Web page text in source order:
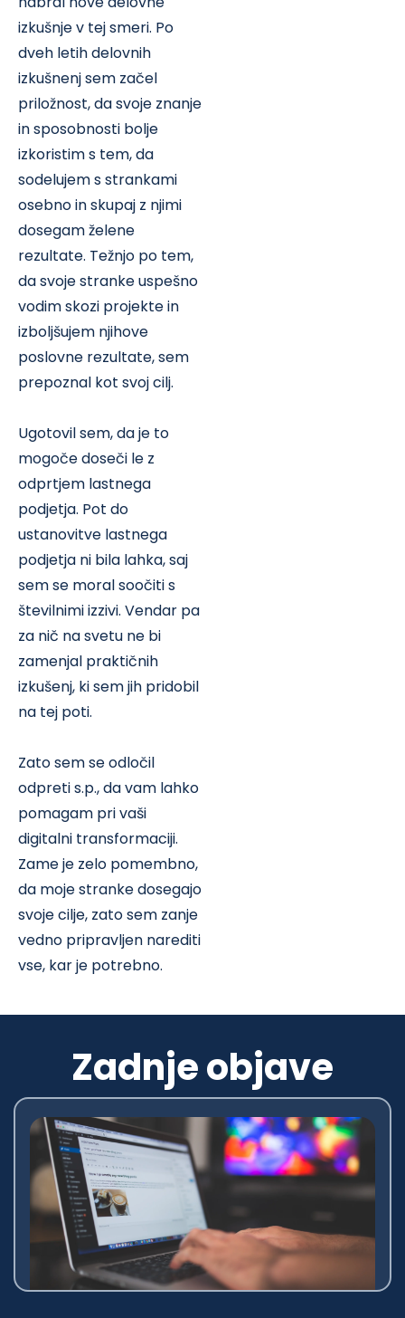
izkušnje v tej smeri. Po
dveh letih delovnih
izkušnenj sem začel
priložnost, da svoje znanje
in sposobnosti bolje
izkoristim s tem, da
sodelujem s strankami
osebno in skupaj z njimi
dosegam želene
rezultate. Težnjo po tem,
da svoje stranke uspešno
vodim skozi projekte in
izboljšujem njihove
poslovne rezultate, sem
prepoznal kot svoj cilj.
Ugotovil sem, da je to
mogoče doseči le z
odprtjem lastnega
podjetja. Pot do
ustanovitve lastnega
podjetja ni bila lahka, saj
sem se moral soočiti s
številnimi izzivi. Vendar pa
za nič na svetu ne bi
zamenjal praktičnih
izkušenj, ki sem jih pridobil
na tej poti.
Zato sem se odločil
odpreti s.p., da vam lahko
pomagam pri vaši
digitalni transformaciji.
Zame je zelo pomembno,
da moje stranke dosegajo
svoje cilje, zato sem zanje
vedno pripravljen narediti
vse, kar je potrebno.
Zadnje objave